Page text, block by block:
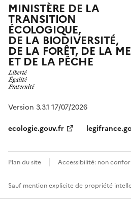
MINISTÈRE DE LA
TRANSITION
ÉCOLOGIQUE,
DE LA BIODIVERSITÉ,
DE LA FORÊT, DE LA
ET DE LA PÊCHE
Version 3.3.1 17/07/2026
ecologie.gouv.fr
Plan du site Accessibilité: non
Sauf mention explicite de propriété